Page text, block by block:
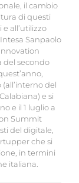
il cambio
di questi
all’utilizzo
Sanpaolo
del secondo
del
e si
e il 1 luglio a
Summit
del digitale,
che si
in termini
italiana.